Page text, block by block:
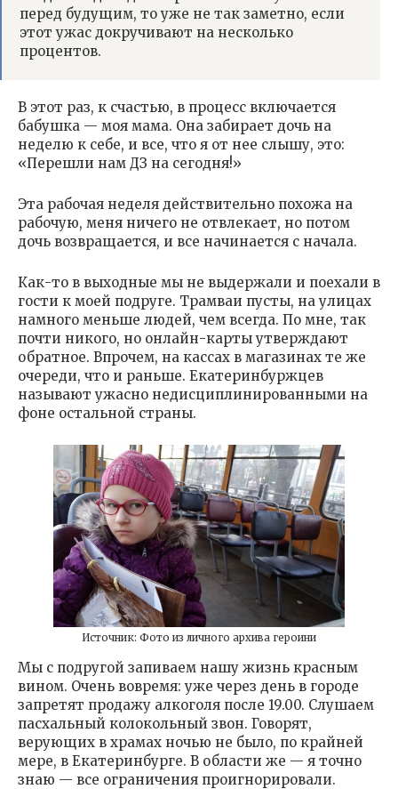
перед будущим, то уже не так заметно, если
этот ужас докручивают на несколько
процентов.
В этот раз, к счастью, в процесс включается
бабушка — моя мама. Она забирает дочь на
неделю к себе, и все, что я от нее слышу, это:
«Перешли нам ДЗ на сегодня!»
Эта рабочая неделя действительно похожа на
рабочую, меня ничего не отвлекает, но потом
дочь возвращается, и все начинается с начала.
Как-то в выходные мы не выдержали и поехали в
гости к моей подруге. Трамваи пусты, на улицах
намного меньше людей, чем всегда. По мне, так
почти никого, но онлайн-карты утверждают
обратное. Впрочем, на кассах в магазинах те же
очереди, что и раньше. Екатеринбуржцев
называют ужасно недисциплинированными на
фоне остальной страны.
Источник: Фото из личного архива героини
Мы с подругой запиваем нашу жизнь красным
вином. Очень вовремя: уже через день в городе
запретят продажу алкоголя после 19.00. Слушаем
пасхальный колокольный звон. Говорят,
верующих в храмах ночью не было, по крайней
мере, в Екатеринбурге. В области же — я точно
знаю — все ограничения проигнорировали.